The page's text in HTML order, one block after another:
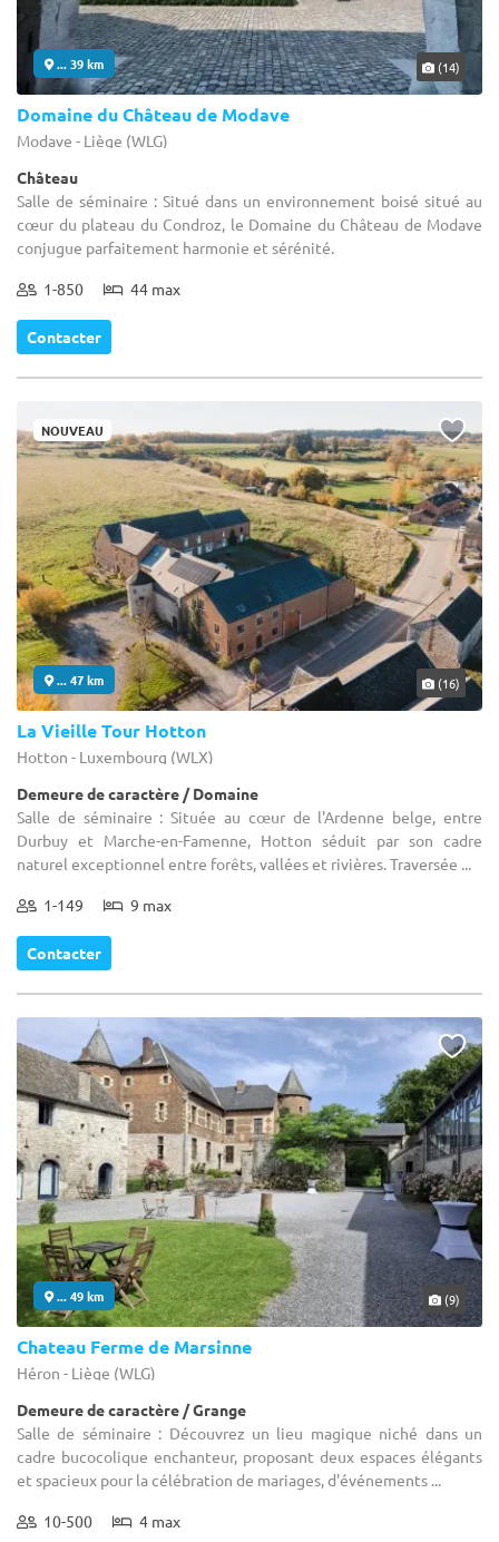
... 39 km (14)
Domaine du Château de Modave
Modave - Liège (WLG)
Château
Salle de séminaire : Situé dans un environnement boisé situé au
cœur du plateau du Condroz, le Domaine du Château de Modave
conjugue parfaitement harmonie et sérénité.
1-850 44 max
Contacter
NOUVEAU
... 47 km (16)
La Vieille Tour Hotton
Hotton - Luxembourg (WLX)
Demeure de caractère / Domaine
Salle de séminaire : Située au cœur de l'Ardenne belge, entre
Durbuy et Marche-en-Famenne, Hotton séduit par son cadre
naturel exceptionnel entre forêts, vallées et rivières. Traversée ...
1-149 9 max
Contacter
... 49 km (9)
Chateau Ferme de Marsinne
Héron - Liège (WLG)
Demeure de caractère / Grange
Salle de séminaire : Découvrez un lieu magique niché dans un
cadre bucocolique enchanteur, proposant deux espaces élégants
et spacieux pour la célébration de mariages, d'événements ...
10-500 4 max